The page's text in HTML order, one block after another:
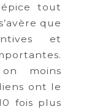
tout
que
et
moins
ont le
fois plus